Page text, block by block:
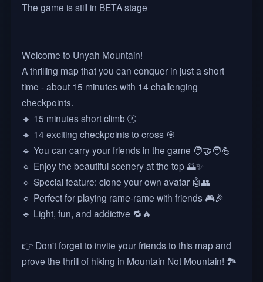
The game is still in BETA stage
Welcome to Unyah Mountain!
A thrilling map that you can conquer in just a short
time - about 15 minutes with 14 challenging
checkpoints.
🔹 15 minutes short climb 🕐
🔹 14 exciting checkpoints to cross 🎯
🔹 You can carry your friends in the game 🧑‍🤝‍🧑💪
🔹 Enjoy the beautiful scenery at the top 🌅✨
🔹 Special feature: clone your own avatar 🤖👥
🔹 Perfect for playing rame-rame with friends 🎮🎉
🔹 Light, fun, and addictive 🔁🔥
👉 Don't forget to invite your friends to this map and
prove the thrill of hiking in Mountain Not Mountain! 🏞️